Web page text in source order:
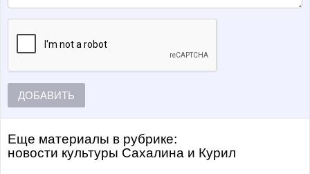
ДОБАВИТЬ
Еще материалы в рубрике:
Новости культуры Сахалина и Курил